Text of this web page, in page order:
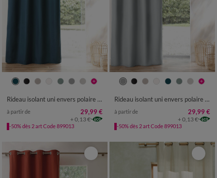
Rideau isolant uni envers polaire finition oeillets
à partir de 29,99 €
+ 0,13 €
-50% dès 2 art Code 899013
Rideau isolant uni envers polaire finition oeillets
à partir de 29,99 €
+ 0,13 €
-50% dès 2 art Code 899013